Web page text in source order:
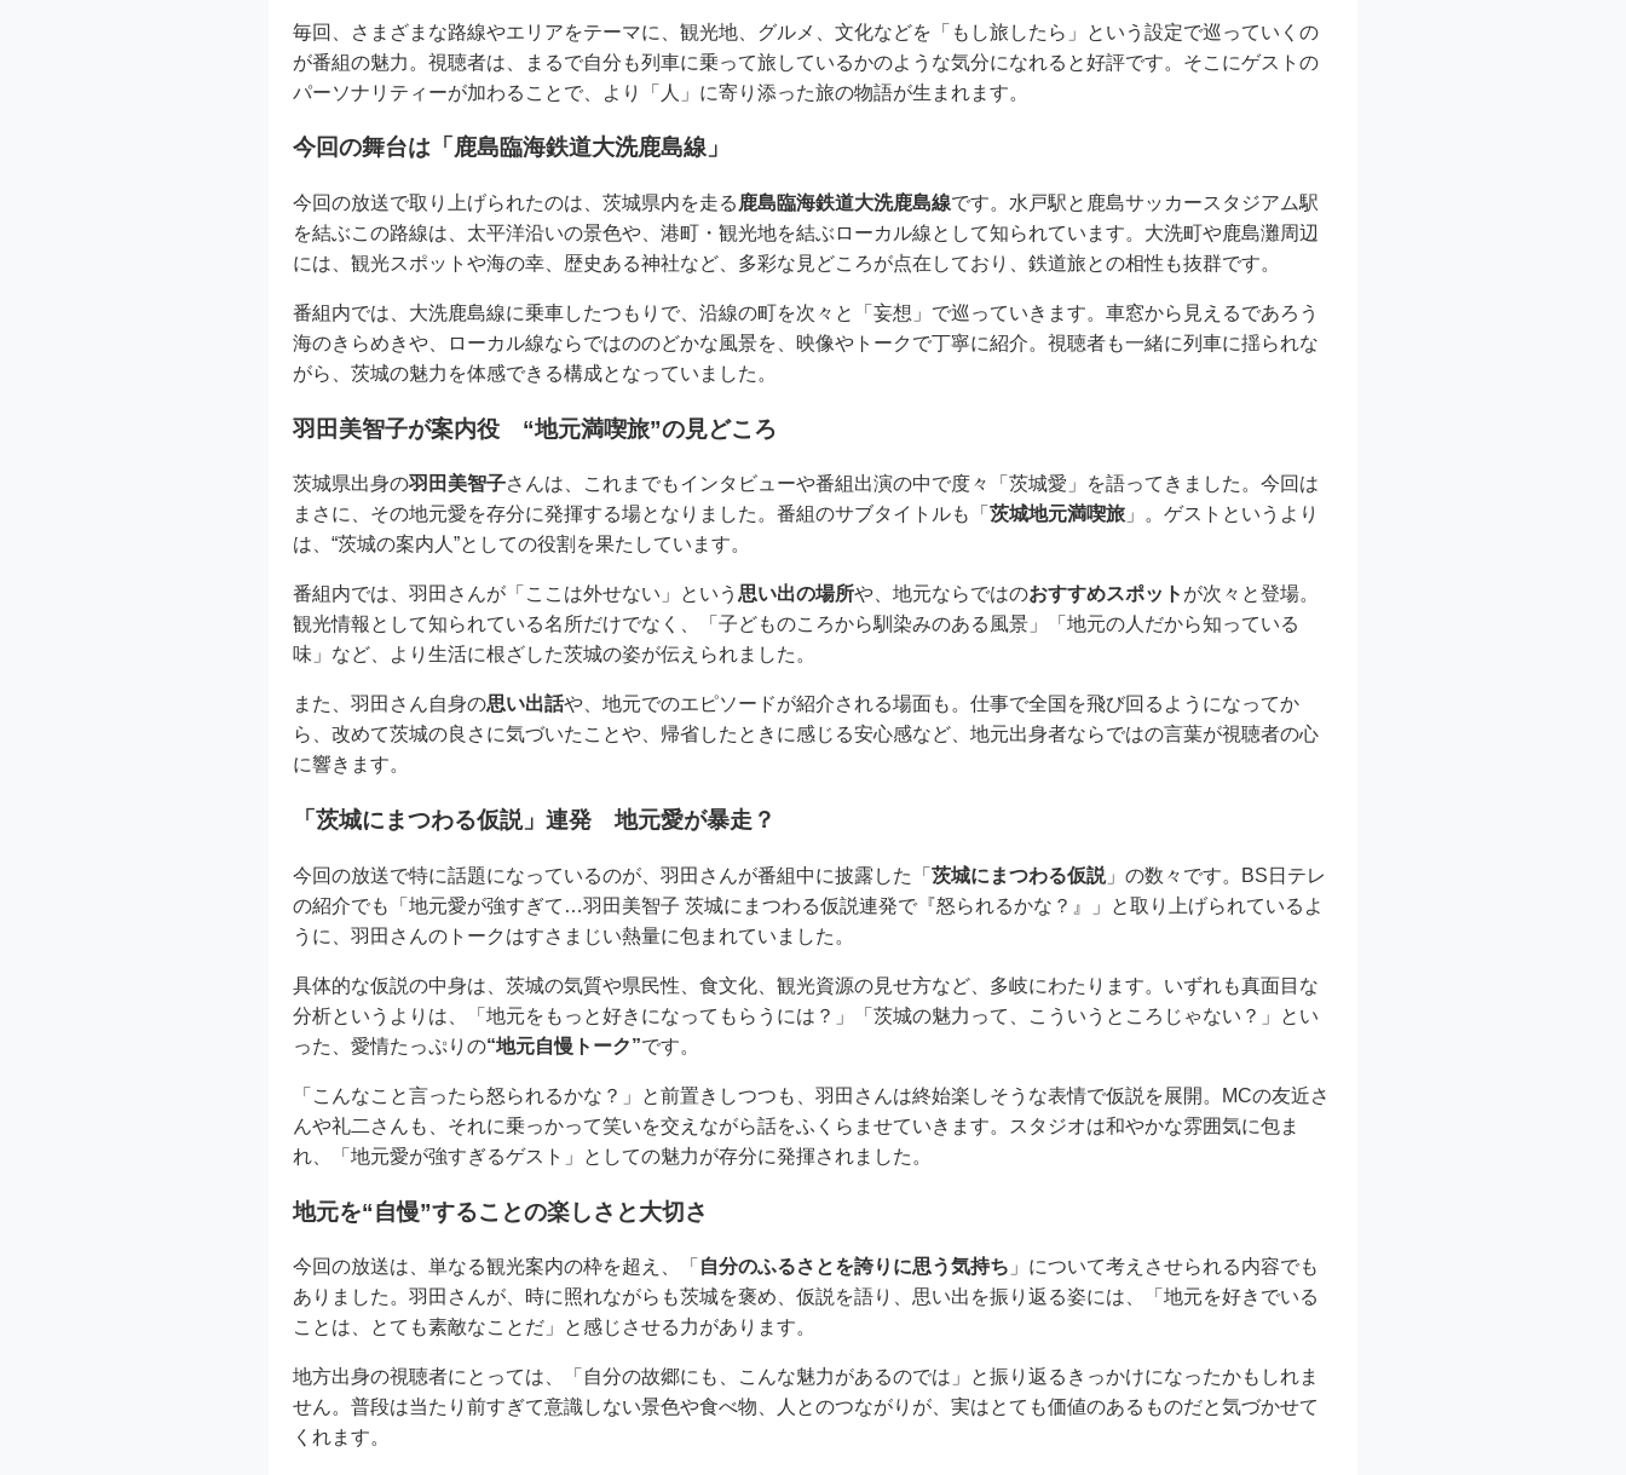
毎回、さまざまな路線やエリアをテーマに、観光地、グルメ、文化などを「もし旅したら」という設定で巡っていくの
が番組の魅力。視聴者は、まるで自分も列車に乗って旅しているかのような気分になれると好評です。そこにゲストの
パーソナリティーが加わることで、より「人」に寄り添った旅の物語が生まれます。
今回の舞台は「鹿島臨海鉄道大洗鹿島線」
今回の放送で取り上げられたのは、茨城県内を走る 鹿島臨海鉄道大洗鹿島線です。水戸駅と鹿島サッカースタジアム駅
を結ぶこの路線は、太平洋沿いの景色や、港町・観光地を結ぶローカル線として知られています。大洗町や鹿島灘周辺
には、観光スポットや海の幸、歴史ある神社など、多彩な見どころが点在しており、鉄道旅との相性も抜群です。
番組内では、大洗鹿島線に乗車したつもりで、沿線の町を次々と「妄想」で巡っていきます。車窓から見えるであろう
海のきらめきや、ローカル線ならではののどかな風景を、映像やトークで丁寧に紹介。視聴者も一緒に列車に揺られな
がら、茨城の魅力を体感できる構成となっていました。
羽田美智子が案内役 “地元満喫旅”の見どころ
茨城県出身の羽田美智子さんは、これまでもインタビューや番組出演の中で度々「茨城愛」を語ってきました。今回は
まさに、その地元愛を存分に発揮する場となりました。番組のサブタイトルも「 茨城地元満喫旅 」。ゲストというより
は、“茨城の案内人”としての役割を果たしています。
番組内では、羽田さんが「ここは外せない」という 思い出の場所や、地元ならではのおすすめスポット が次々と登場。
観光情報として知られている名所だけでなく、「子どものころから馴染みのある風景」「地元の人だから知っている
味」など、より生活に根ざした茨城の姿が伝えられました。
また、羽田さん自身の思い出話や、地元でのエピソードが紹介される場面も。仕事で全国を飛び回るようになってか
ら、改めて茨城の良さに気づいたことや、帰省したときに感じる安心感など、地元出身者ならではの言葉が視聴者の心
に響きます。
「茨城にまつわる仮説」連発 地元愛が暴走？
今回の放送で特に話題になっているのが、羽田さんが番組中に披露した「 茨城にまつわる仮説」の数々です。BS日テレ
の紹介でも「地元愛が強すぎて…羽田美智子 茨城にまつわる仮説連発で『怒られるかな？』」と取り上げられているよ
うに、羽田さんのトークはすさまじい熱量に包まれていました。
具体的な仮説の中身は、茨城の気質や県民性、食文化、観光資源の見せ方など、多岐にわたります。いずれも真面目な
分析というよりは、「地元をもっと好きになってもらうには？」「茨城の魅力って、こういうところじゃない？」とい
った、愛情たっぷりの“地元自慢トーク”です。
「こんなこと言ったら怒られるかな？」と前置きしつつも、羽田さんは終始楽しそうな表情で仮説を展開。MCの友近さ
んや礼二さんも、それに乗っかって笑いを交えながら話をふくらませていきます。スタジオは和やかな雰囲気に包ま
れ、「地元愛が強すぎるゲスト」としての魅力が存分に発揮されました。
地元を“自慢”することの楽しさと大切さ
今回の放送は、単なる観光案内の枠を超え、「 自分のふるさとを誇りに思う気持ち 」について考えさせられる内容でも
ありました。羽田さんが、時に照れながらも茨城を褒め、仮説を語り、思い出を振り返る姿には、「地元を好きでいる
ことは、とても素敵なことだ」と感じさせる力があります。
地方出身の視聴者にとっては、「自分の故郷にも、こんな魅力があるのでは」と振り返るきっかけになったかもしれま
せん。普段は当たり前すぎて意識しない景色や食べ物、人とのつながりが、実はとても価値のあるものだと気づかせて
くれます。